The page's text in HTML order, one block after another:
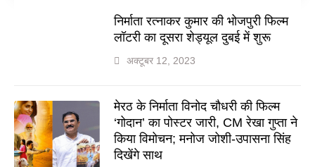
निर्माता रत्नाकर कुमार की भोजपुरी फिल्म
लॉटरी का दूसरा शेड्यूल दुबई में शुरू
अक्टूबर 12, 2023
मेरठ के निर्माता विनोद चौधरी की फिल्म
‘गोदान’ का पोस्टर जारी, CM रेखा गुप्ता ने
किया विमोचन; मनोज जोशी-उपासना सिंह
दिखेंगे साथ